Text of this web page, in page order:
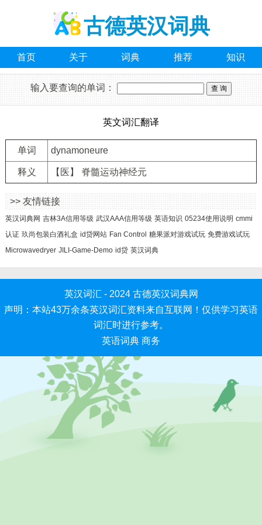
古德英汉词典
首页 关于 词典 推荐 知识
输入要查询的单词：
英文词汇翻译
单词 dynamoneure
释义 【医】 脊髓运动神经元
>> 友情链接
英汉词典网 吉林3A信用等级 武汉AAA信用等级 英语知识 05234使用说明 cmmi
认证 玖尚包装白酒礼盒 id贷网站 Fan Control 糖果派对游戏试玩 免费游戏试玩
Microwavedryer JILI-Game-Demo id贷 英汉词典
英汉词汇 - 2024 古德英汉词典网
声明：本站43万余条英汉词汇资料来自互联网！仅供学习英语
词汇时进行参考。
英语词典 商务